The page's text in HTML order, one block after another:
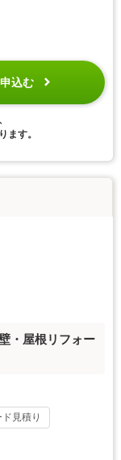
込む
ます。
・屋根リフォー
ド見積り